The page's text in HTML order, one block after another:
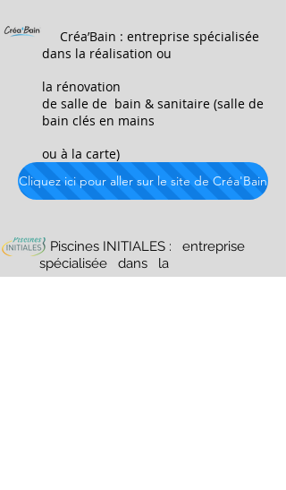
Créa’Bain : entreprise spécialisée
dans la réalisation ou
la rénovation
de salle de bain & sanitaire (salle de
bain clés en mains
ou à la carte)
Cliquez ici pour aller sur le site de Créa'Bain
Piscines INITIALES : entreprise
spécialisée dans la